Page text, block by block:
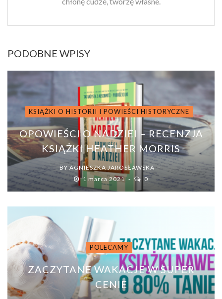
PODOBNE WPISY
KSIĄŻKI O HISTORII I POWIEŚCI HISTORYCZNE
OPOWIEŚCI O NADZIEI – RECENZJA
KSIĄŻKI HEATHER MORRIS
BY AGNIESZKA JAROSŁAWSKA
1 marca 2021
0
POLECAMY
ZACZYTANE WAKACJE W SUPER
CENIE